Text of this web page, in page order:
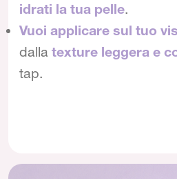
idrati la tua pelle.
Vuoi applicare sul tuo
dalla texture leggera e
tap.